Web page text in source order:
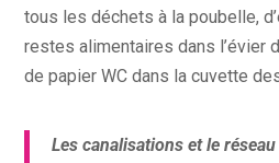
tous les déchets à la poubelle,
restes alimentaires dans l’évier
de papier WC dans la cuvette
Les canalisations et le